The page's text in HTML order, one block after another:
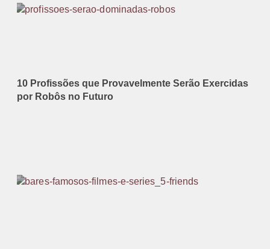
10 Profissões que Provavelmente Serão Exercidas
por Robôs no Futuro